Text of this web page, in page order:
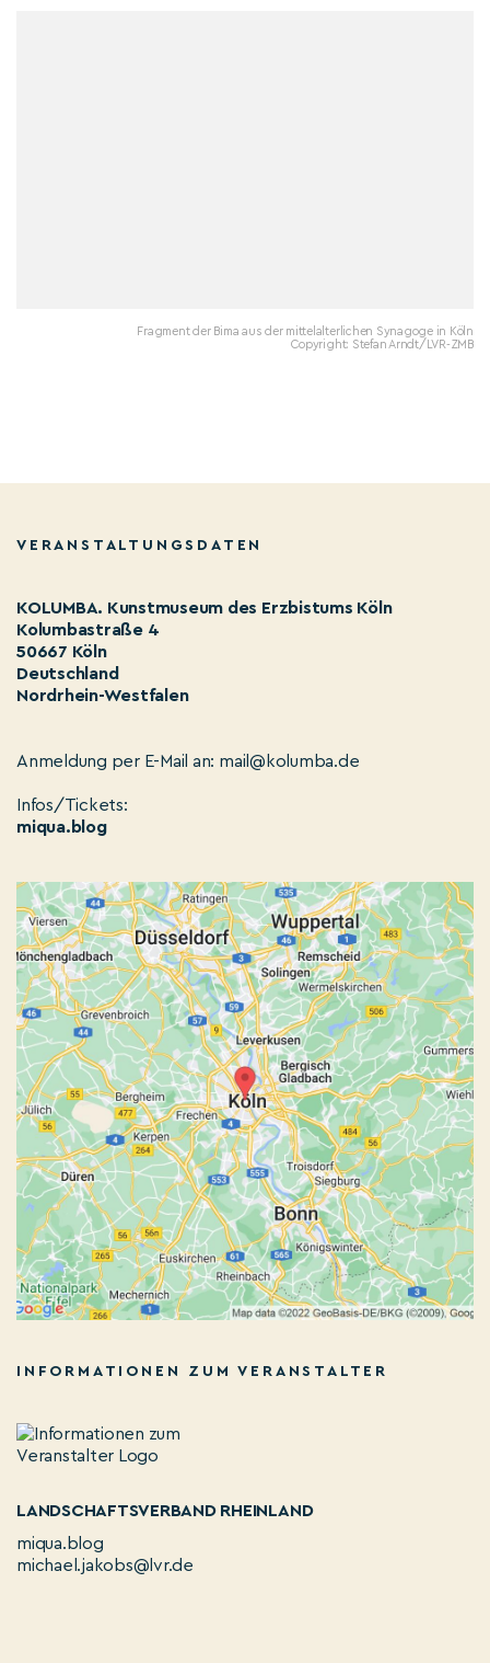
Fragment der Bima aus der mittelalterlichen Synagoge in Köln
Copyright: Stefan Arndt/LVR-ZMB
VERANSTALTUNGSDATEN
KOLUMBA. Kunstmuseum des Erzbistums Köln
Kolumbastraße 4
50667 Köln
Deutschland
Nordrhein-Westfalen
Anmeldung per E-Mail an: mail@kolumba.de
Infos/Tickets:
miqua.blog
INFORMATIONEN ZUM VERANSTALTER
LANDSCHAFTSVERBAND RHEINLAND
miqua.blog
michael.jakobs@lvr.de